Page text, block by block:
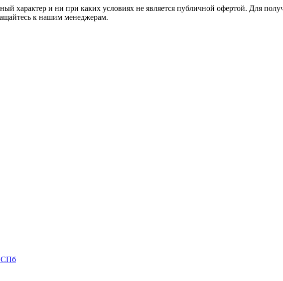
характер и ни при каких условиях не является публичной офертой. Для
к нашим менеджерам.
СПб